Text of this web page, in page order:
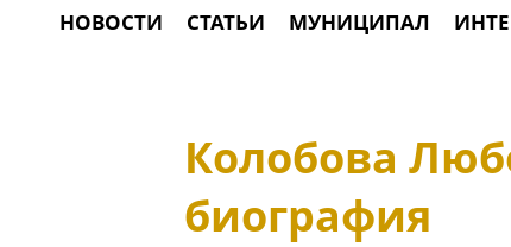
НОВОСТИ СТАТЬИ МУНИЦИПАЛ
Колобова
биография